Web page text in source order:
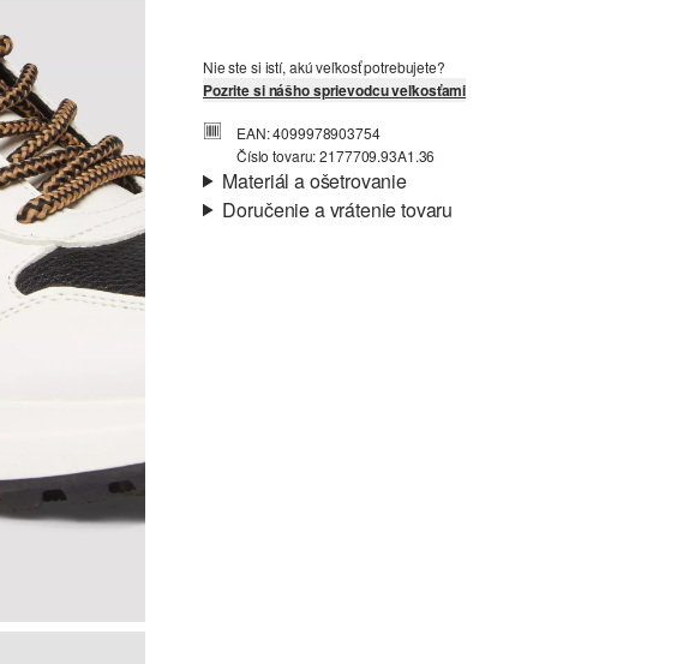
Nie ste si istí, akú veľkosť potrebujete?
Pozrite si nášho sprievodcu veľkosťami
EAN: 4099978903754
Číslo tovaru: 2177709.93A1.36
Materiál a ošetrovanie
Doručenie a vrátenie tovaru